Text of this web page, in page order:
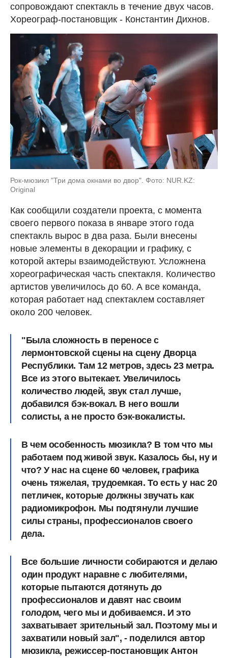
сопровождают спектакль в течение двух часов.
Хореограф-постановщик - Константин Дихнов.
Рок-мюзикл "Три дома окнами во двор". Фото: NUR.KZ:
Original
Как сообщили создатели проекта, с момента
своего первого показа в январе этого года
спектакль вырос в два раза. Были внесены
новые элементы в декорации и графику, с
которой актеры взаимодействуют. Усложнена
хореографическая часть спектакля. Количество
артистов увеличилось до 60. А все команда,
которая работает над спектаклем составляет
около 200 человек.
"Была сложность в переносе с
лермонтовской сцены на сцену Дворца
Республики. Там 12 метров, здесь 23 метра.
Все из этого вытекает. Увеличилось
количество людей, звук стал лучше,
добавился бэк-вокал. В него вошли
солисты, а не просто бэк-вокалисты.
В чем особенность мюзикла? В том что мы
работаем под живой звук. Казалось бы, ну и
что? У нас на сцене 60 человек, графика
очень тяжелая, трудоемкая. То есть у нас 20
петличек, которые должны звучать как
радиомикрофон. Мы подтянули лучшие
силы страны, профессионалов своего
дела.
Все большие личности собираются и делаю
один продукт наравне с любителями,
которые пытаются дотянуть до
профессионалов и давят нас своим
голодом, чего мы и добиваемся. И это
захватывает зрительный зал. Поэтому мы и
захватили новый зал", - поделился автор
мюзикла, режиссер-постановщик Антон